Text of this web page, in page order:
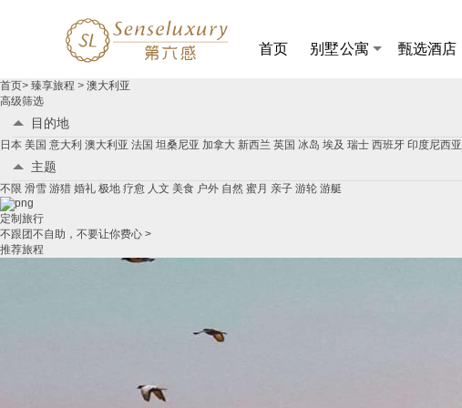
首页 别墅公寓 甄选酒店
澳
大
游
制
游
_
澳
大
首页> 臻享旅程 > 澳大利亚
高级筛选
目的地
日本 美国 意大利 澳大利亚 法国 坦桑尼亚 加拿大 新西兰 英国 冰岛 埃及 瑞士 西班牙 印度尼西亚
主题
不限 滑雪 游猎 婚礼 极地 疗愈 人文 美食 户外 自然 蜜月 亲子 游轮 游艇
定制旅行
不跟团不自助，不要让你费心 >
推荐旅程